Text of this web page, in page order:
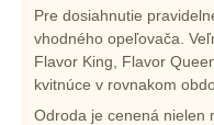
Pre dosiahnutie
vhodného opeľovača.
Flavor King, Flavor
kvitnúce v rovnakom
Odroda je cenená nielen